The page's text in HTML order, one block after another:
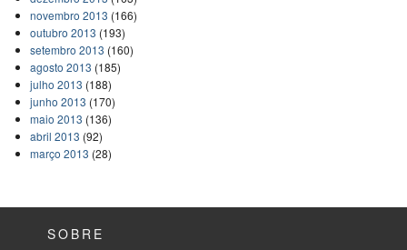
novembro 2013 (166)
outubro 2013 (193)
setembro 2013 (160)
agosto 2013 (185)
julho 2013 (188)
junho 2013 (170)
maio 2013 (136)
abril 2013 (92)
março 2013 (28)
SOBRE